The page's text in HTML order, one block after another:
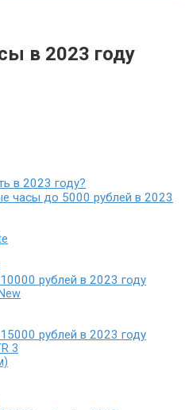
в 2023 году
в 2023 году?
часы до 5000 рублей в 2023
рублей в 2023 году
рублей в 2023 году
3